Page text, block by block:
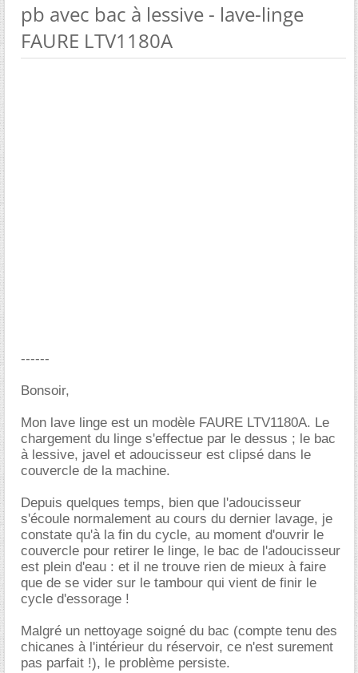
pb avec bac à lessive - lave-linge
FAURE LTV1180A
------
Bonsoir,
Mon lave linge est un modèle FAURE LTV1180A. Le
chargement du linge s'effectue par le dessus ; le bac
à lessive, javel et adoucisseur est clipsé dans le
couvercle de la machine.
Depuis quelques temps, bien que l'adoucisseur
s'écoule normalement au cours du dernier lavage, je
constate qu'à la fin du cycle, au moment d'ouvrir le
couvercle pour retirer le linge, le bac de l'adoucisseur
est plein d'eau : et il ne trouve rien de mieux à faire
que de se vider sur le tambour qui vient de finir le
cycle d'essorage !
Malgré un nettoyage soigné du bac (compte tenu des
chicanes à l'intérieur du réservoir, ce n'est surement
pas parfait !), le problème persiste.